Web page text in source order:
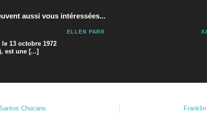
aussi vous intéressées...
13 octobre 1972
est une [...]
ELLEN PARR
Chocano